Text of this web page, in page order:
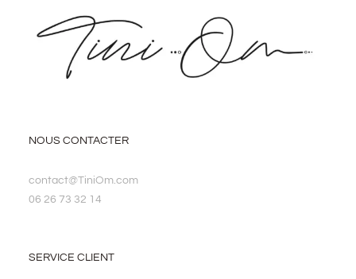
NOUS CONTACTER
contact@TiniOm.com
06 26 73 32 14
SERVICE CLIENT